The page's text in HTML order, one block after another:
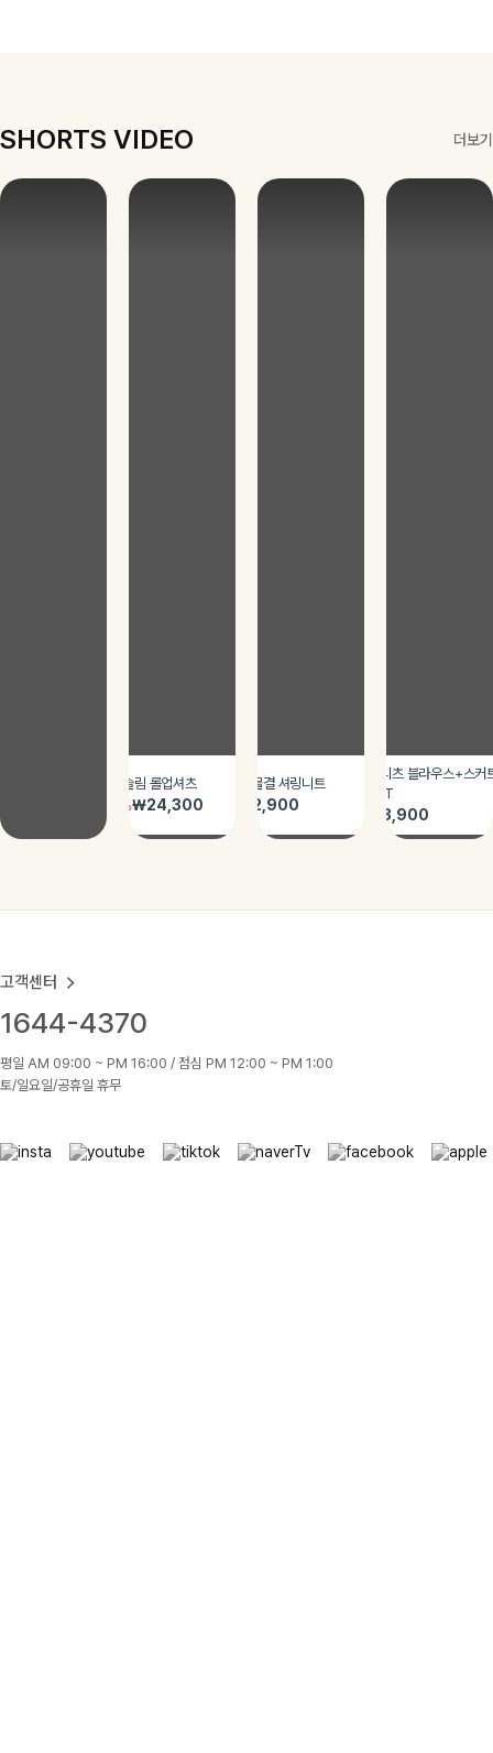
SHORTS VIDEO 더보기
고객센터
1644-4370
평일 AM 09:00 ~ PM 16:00 / 점심 PM 12:00 ~ PM 1:00
토/일요일/공휴일 휴무